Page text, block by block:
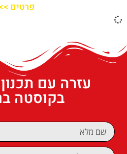
פרטים
עזרה עם
בקוסטה